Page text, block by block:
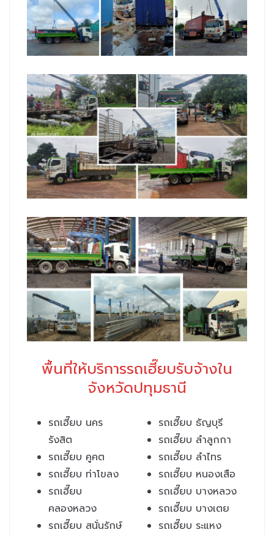
พื้นที่ให้บริการรถเฮี๊ยบรับจ้างใน
จังหวัดปทุมธานี
รถเฮี๊ยบ นคร
รังสิต
รถเฮี๊ยบ คูคต
รถเฮี๊ยบ ท่าโขลง
รถเฮี๊ยบ
คลองหลวง
รถเฮี๊ยบ สนั่นรักษ์
รถเฮี๊ยบ ธัญบุรี
รถเฮี๊ยบ ลำลูกกา
รถเฮี๊ยบ ลำไทร
รถเฮี๊ยบ หนองเสือ
รถเฮี๊ยบ บางหลวง
รถเฮี๊ยบ บางเตย
รถเฮี๊ยบ ระแหง